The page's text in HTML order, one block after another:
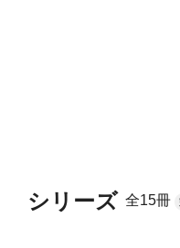
シリーズ 全15冊